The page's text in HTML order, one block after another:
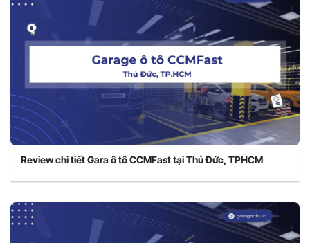
Review chi tiết Gara ô tô CCMFast tại Thủ Đức, TPHCM